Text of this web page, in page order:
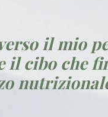
il mio
il cibo che